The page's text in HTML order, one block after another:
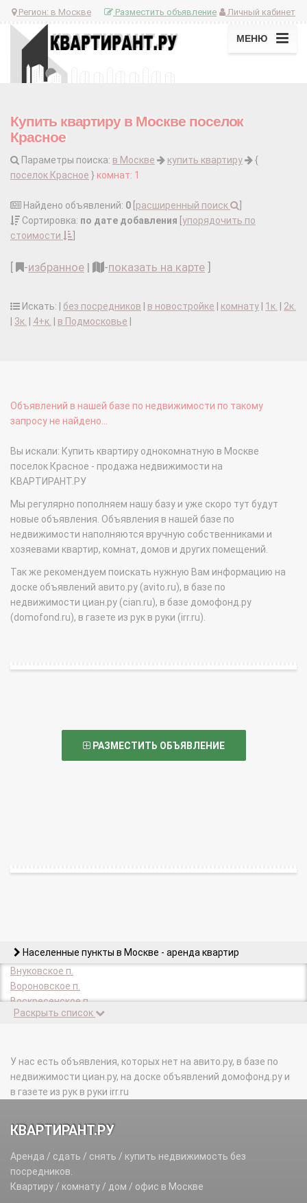
Регион: в Москве Личный кабинет
Разместить объявление
МЕНЮ
Купить квартиру в Москве поселок
Красное
Параметры поиска: в Москве купить квартиру
{
поселок Красное } комнат: 1
Найдено объявлений: 0 расширенный поиск
Сортировка: по дате добавления упорядочить по
стоимости
-избранное | -показать на карте
Искать: | без посредников в новостройке комнату 1к.
2к.
3к. 4+к. в Подмосковье
Объявлений в нашей базе по недвижимости по такому
запросу не найдено...
Вы искали: Купить квартиру однокомнатную в Москве
поселок Красное - продажа недвижимости на
КВАРТИРАНТ.РУ
Мы регулярно пополняем нашу базу и уже скоро тут будут
новые объявления. Объявления в нашей базе по
недвижимости наполняются вручную собственниками и
хозяевами квартир, комнат, домов и других помещений.
Так же рекомендуем поискать нужную Вам информацию на
доске объявлений авито.ру (avito.ru), в базе по
недвижимости циан.ру (cian.ru), в базе домофонд.ру
(domofond.ru), в газете из рук в руки (irr.ru).
РАЗМЕСТИТЬ ОБЪЯВЛЕНИЕ
Населенные пункты в Москве - аренда квартир
Внуковское п.
Вороновское п.
Воскресенское п.
Десеновское п.
Кленовское п.
Кокошкино п.
Краснопахорское п.
Михайлово-Ярцевское п.
Московский г.
Московский п.
Мосрентген п.
Новофедоровское п.
Раскрыть список
У нас есть объявления, которых нет на авито.ру, в базе по
недвижимости циан.ру, на доске объявлений домофонд.ру и
в газете из рук в руки irr.ru
КВАРТИРАНТ.РУ
Аренда / сдать / снять / купить недвижимость без
посредников.
Квартиру / комнату / дом / офис в Москве